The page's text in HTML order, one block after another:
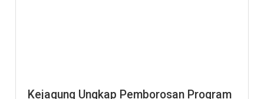
Kejagung Ungkap Pemborosan Program